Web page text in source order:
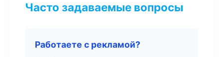
Часто задаваемые вопросы
Работаете с рекламой?